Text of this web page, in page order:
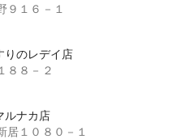
９１６－１
のレデイ店
８８－２
ナカ店
居１０８０－１